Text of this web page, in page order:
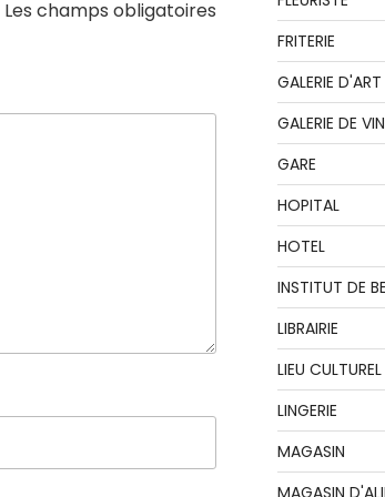
Les champs obligatoires
FRITERIE
GALERIE D'ART
GALERIE DE
GARE
HOPITAL
HOTEL
INSTITUT DE
LIBRAIRIE
LIEU CULTUREL
LINGERIE
MAGASIN